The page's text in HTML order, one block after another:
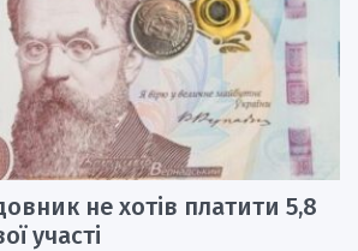
не хотів платити 5,8
участі